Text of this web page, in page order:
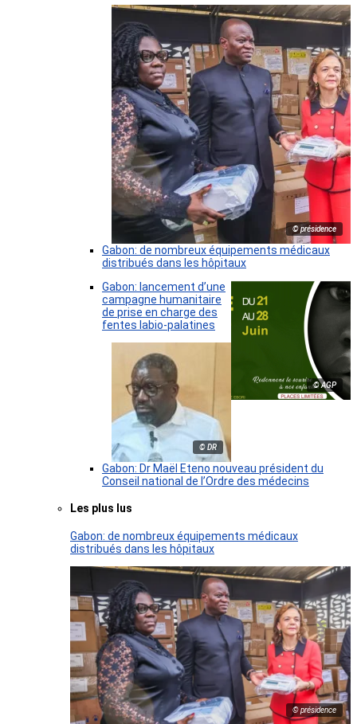
© présidence
Gabon: de nombreux équipements médicaux
distribués dans les hôpitaux
© AGP
Gabon: lancement d’une
campagne humanitaire
de prise en charge des
fentes labio-palatines
© DR
Gabon: Dr Maël Eteno nouveau président du
Conseil national de l’Ordre des médecins
Les plus lus
Gabon: de nombreux équipements médicaux
distribués dans les hôpitaux
© présidence